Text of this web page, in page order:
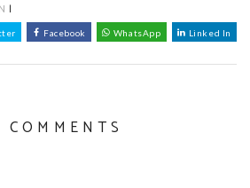
|
Facebook WhatsApp Linked In
COMMENTS